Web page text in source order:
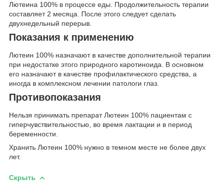
Лютеина 100% в процессе еды. Продолжительность терапии
составляет 2 месяца. После этого следует сделать
двухнедельный перерыв.
Показания к применению
Лютеин 100% назначают в качестве дополнительной терапии
при недостатке этого природного каротиноида. В основном
его назначают в качестве профилактического средства, а
иногда в комплексном лечении патологи глаз.
Противопоказания
Нельзя принимать препарат Лютеин 100% пациентам с
гиперчувствительностью, во время лактации и в период
беременности.
Хранить Лютеин 100% нужно в темном месте не более двух
лет.
Скрыть